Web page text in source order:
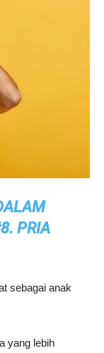
PRIA
sebagai anak
yang lebih